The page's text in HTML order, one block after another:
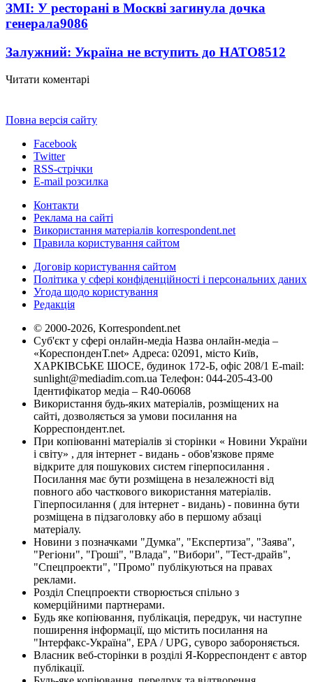
ЗМІ: У ресторані в Москві загинула дочка
генерала9086
Залужний: Україна не вступить до НАТО8512
Читати коментарі
Повна версія сайту
Facebook
Twitter
RSS-стрічки
E-mail розсилка
Контакти
Реклама на сайті
Використання матеріалів korrespondent.net
Правила користування сайтом
Договір користування сайтом
Політика у сфері конфіденційності і персональних даних
Угода щодо користування
Редакція
© 2000-2026, Korrespondent.net
Суб'єкт у сфері онлайн-медіа Назва онлайн-медіа –
«КореспонденТ.net» Адреса: 02091, місто Київ,
ХАРКІВСЬКЕ ШОСЕ, будинок 172-Б, офіс 208/1 E-mail:
sunlight@mediadim.com.ua Телефон: 044-205-43-00
Ідентифікатор медіа – R40-06068
Використання будь-яких матеріалів, розміщених на
сайті, дозволяється за умови посилання на
Корреспондент.net.
При копіюванні матеріалів зі сторінки « Новини України
і світу» , для інтернет - видань - обов'язкове пряме
відкрите для пошукових систем гіперпосилання .
Посилання має бути розміщена в незалежності від
повного або часткового використання матеріалів.
Гіперпосилання ( для інтернет - видань) - повинна бути
розміщена в підзаголовку або в першому абзаці
матеріалу.
Новини з позначками "Думка", "Експертиза", "Заява",
"Регіони", "Гроші", "Влада", "Вибори", "Тест-драйв",
"Спецпроекти", "Промо" публікуються на правах
реклами.
Розділ Спецпроекти створюється спільно з
комерційними партнерами.
Будь яке копіювання, публікація, передрук, чи наступне
поширення інформації, що містить посилання на
"Інтерфакс-Україна", EPA / UPG, суворо забороняється.
Власник веб-сторінки в розділі Я-Корреспондент є автор
публікації.